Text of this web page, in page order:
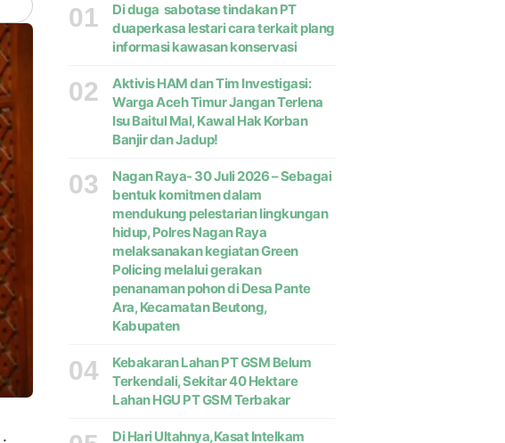
01
Di duga sabotase tindakan PT
duaperkasa lestari cara terkait plang
informasi kawasan konservasi
02
Aktivis HAM dan Tim Investigasi:
Warga Aceh Timur Jangan Terlena
Isu Baitul Mal, Kawal Hak Korban
Banjir dan Jadup!
03
Nagan Raya- 30 Juli 2026 – Sebagai
bentuk komitmen dalam
mendukung pelestarian lingkungan
hidup, Polres Nagan Raya
melaksanakan kegiatan Green
Policing melalui gerakan
penanaman pohon di Desa Pante
Ara, Kecamatan Beutong,
Kabupaten
04
Kebakaran Lahan PT GSM Belum
Terkendali, Sekitar 40 Hektare
Lahan HGU PT GSM Terbakar
Di Hari Ultahnya,Kasat Intelkam